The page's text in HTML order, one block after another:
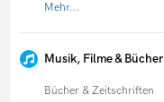
Mehr...
Musik, Filme & Bücher
Bücher & Zeitschriften